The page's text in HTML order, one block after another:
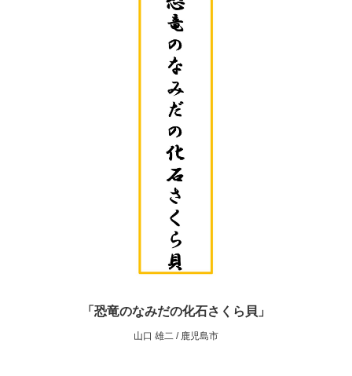
「恐竜のなみだの化石さくら貝」
山口 雄二 / 鹿児島市